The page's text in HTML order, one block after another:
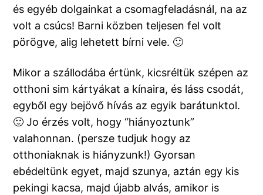
és egyéb dolgainkat a csomagfeladásnál, na az
volt a csúcs! Barni közben teljesen fel volt
pörögve, alig lehetett bírni vele. 🙂
Mikor a szállodába értünk, kicsréltük szépen az
otthoni sim kártyákat a kínaira, és láss csodát,
egyből egy bejövő hívás az egyik barátunktol.
🙂 Jo érzés volt, hogy “hiányoztunk”
valahonnan. (persze tudjuk hogy az
otthoniaknak is hiányzunk!) Gyorsan
ebédeltünk egyet, majd szunya, aztán egy kis
pekingi kacsa, majd újabb alvás, amikor is